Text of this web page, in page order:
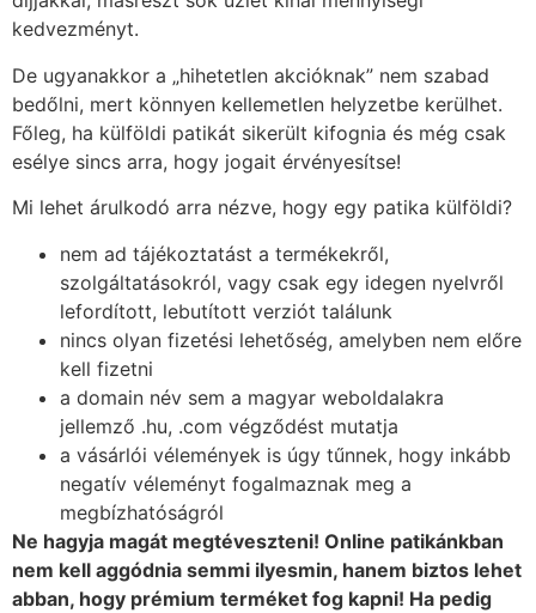
kedvezményt.
De ugyanakkor a „hihetetlen akcióknak” nem szabad
bedőlni, mert könnyen kellemetlen helyzetbe kerülhet.
Főleg, ha külföldi patikát sikerült kifognia és még csak
esélye sincs arra, hogy jogait érvényesítse!
Mi lehet árulkodó arra nézve, hogy egy patika külföldi?
nem ad tájékoztatást a termékekről,
szolgáltatásokról, vagy csak egy idegen nyelvről
lefordított, lebutított verziót találunk
nincs olyan fizetési lehetőség, amelyben nem előre
kell fizetni
a domain név sem a magyar weboldalakra
jellemző .hu, .com végződést mutatja
a vásárlói vélemények is úgy tűnnek, hogy inkább
negatív véleményt fogalmaznak meg a
megbízhatóságról
Ne hagyja magát megtéveszteni! Online patikánkban
nem kell aggódnia semmi ilyesmin, hanem biztos lehet
abban, hogy prémium terméket fog kapni! Ha pedig